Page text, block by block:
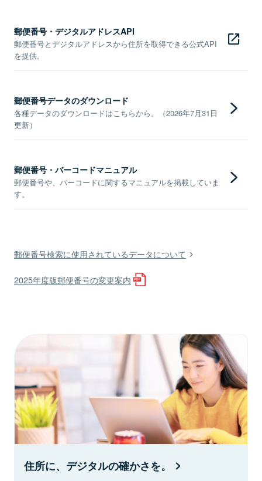
郵便番号・デジタルアドレスAPI
郵便番号とデジタルアドレスから住所を取得できる公式API
を提供。
郵便番号データのダウンロード
各種データのダウンロードはこちらから。（2026年7月31日
更新）
郵便番号・バーコードマニュアル
郵便番号や、バーコードに関するマニュアルを掲載していま
す。
郵便番号検索に使用されているデータについて
2025年度版郵便番号の変更案内
住所に、デジタルの確かさを。